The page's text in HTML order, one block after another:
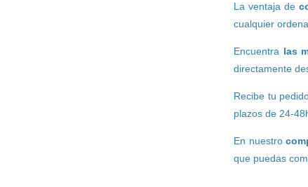
La ventaja de
cualquier
Encuentra las
directamente
Recibe tu
plazos de 24-
En nuestro
que puedas